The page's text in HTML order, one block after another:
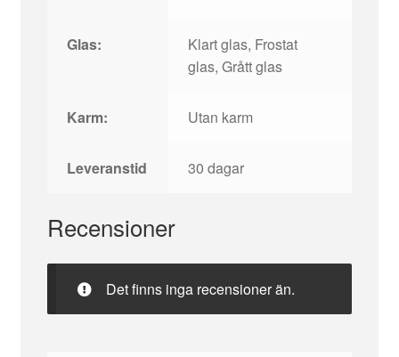
Glas:
Klart glas, Frostat
glas, Grått glas
Karm: Utan karm
Leveranstid 30 dagar
Recensioner
Det finns inga recensioner än.